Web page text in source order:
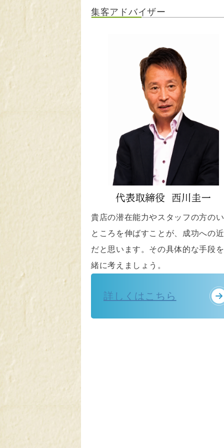
集客アドバイザー
貴店の潜在能力やスタッフの方の
ところを伸ばすことが、成功への
だと思います。その具体的な手段
緒に考えましょう。
詳しくはこちら